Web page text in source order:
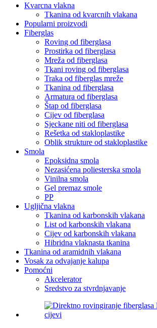
Kvarcna vlakna
Tkanina od kvarcnih vlakana
Popularni proizvodi
Fiberglas
Roving od fiberglasa
Prostirka od fiberglasa
Mreža od fiberglasa
Tkani roving od fiberglasa
Traka od fiberglas mreže
Tkanina od fiberglasa
Armatura od fiberglasa
Štap od fiberglasa
Cijev od fiberglasa
Sjeckane niti od fiberglasa
Rešetka od stakloplastike
Oblik strukture od stakloplastike
Smola
Epoksidna smola
Nezasićena poliesterska smola
Vinilna smola
Gel premaz smole
PP
Ugljična vlakna
Tkanina od karbonskih vlakana
List od karbonskih vlakana
Cijev od karbonskih vlakana
Hibridna vlaknasta tkanina
Tkanina od aramidnih vlakana
Vosak za odvajanje kalupa
Pomoćni
Akcelerator
Sredstvo za stvrdnjavanje